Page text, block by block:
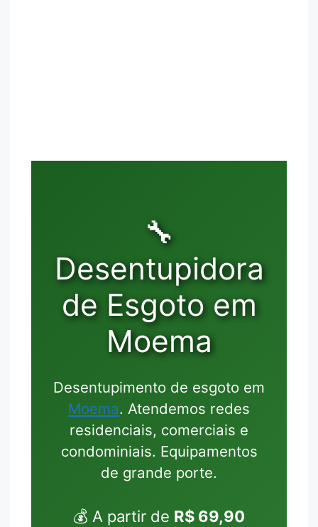
🔧
Desentupidora
de Esgoto em
Moema
Desentupimento de esgoto em
Moema. Atendemos redes
residenciais, comerciais e
condominiais. Equipamentos
de grande porte.
💰 A partir de R$ 69,90